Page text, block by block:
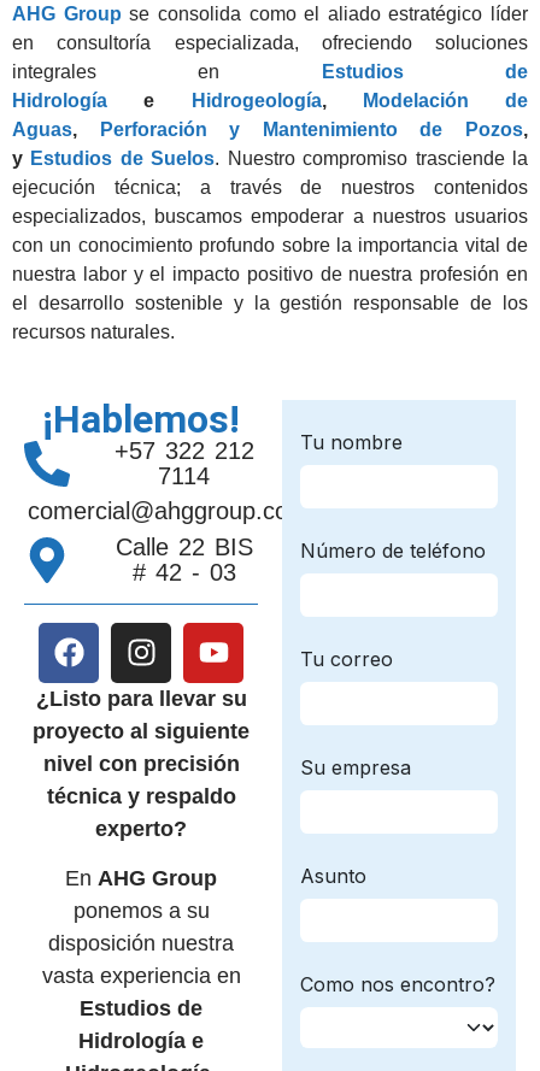
AHG Group se consolida como el aliado estratégico líder
en consultoría especializada, ofreciendo soluciones
integrales en
Estudios de
Hidrología e Hidrogeología,
Modelación de
Aguas, Perforación y Mantenimiento de Pozos,
y Estudios de Suelos. Nuestro compromiso trasciende la
ejecución técnica; a través de nuestros contenidos
especializados, buscamos empoderar a nuestros usuarios
con un conocimiento profundo sobre la importancia vital de
nuestra labor y el impacto positivo de nuestra profesión en
el desarrollo sostenible y la gestión responsable de los
recursos naturales.
¡Hablemos!
+57 322 212
7114
comercial@ahggroup.com.co
Calle 22 BIS
# 42 - 03
¿Listo para llevar su
proyecto al siguiente
nivel con precisión
técnica y respaldo
experto?
En AHG Group
ponemos a su
disposición nuestra
vasta experiencia en
Estudios de
Hidrología e